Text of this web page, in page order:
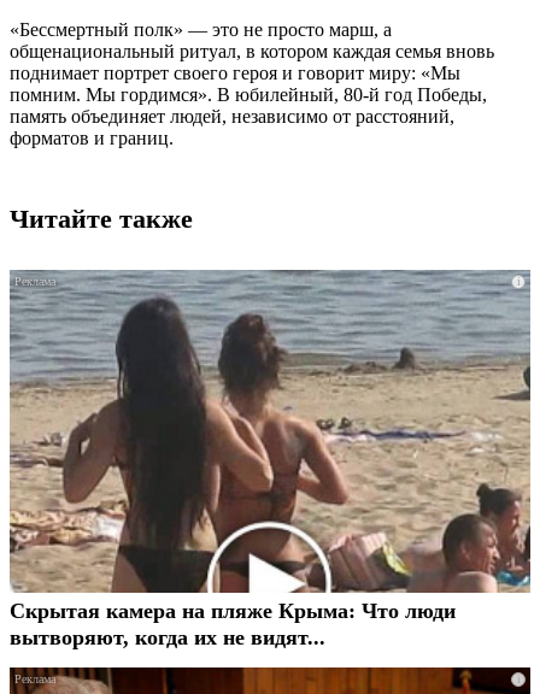
«Бессмертный полк» — это не просто марш, а
общенациональный ритуал, в котором каждая семья вновь
поднимает портрет своего героя и говорит миру: «Мы
помним. Мы гордимся». В юбилейный, 80-й год Победы,
память объединяет людей, независимо от расстояний,
форматов и границ.
Читайте также
i
Скрытая камера на пляже Крыма: Что люди
вытворяют, когда их не видят...
i